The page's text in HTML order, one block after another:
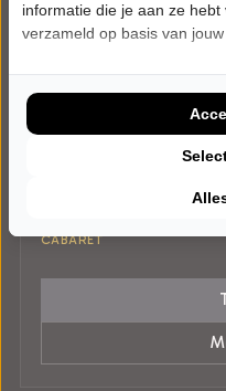
CABARET
informatie die je aan ze
verzameld op basis van